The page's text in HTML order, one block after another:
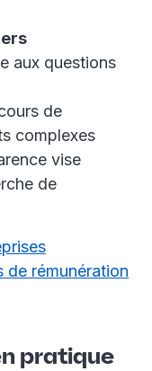
aux questions
de
complexes
vise
de
de rémunération
pratique